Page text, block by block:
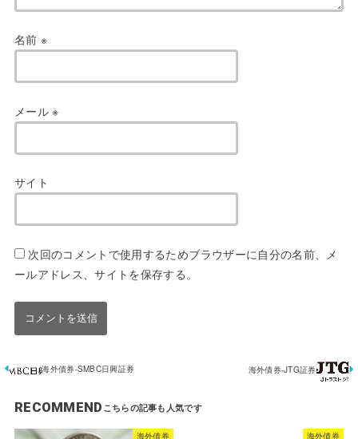
名前 ※
メール※
サイト
次回のコメントで使用するためブラウザーに自分の名前、メ
ールアドレス、サイトを保存する。
海外債券-SMBC日興証券 海外債券-JTG証券
RECOMMEND
海外債券 海外債券